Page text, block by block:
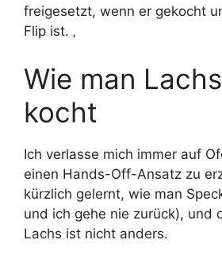
freigesetzt, wenn er gekocht
Flip ist. ‚
Wie man
kocht
Ich verlasse mich immer auf
einen Hands-Off-Ansatz zu
kürzlich gelernt, wie man
und ich gehe nie zurück), und
Lachs ist nicht anders.